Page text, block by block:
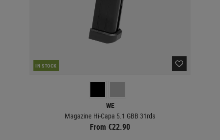
IN STOCK
WE
Magazine Hi-Capa 5.1 GBB 31rds
From €22.90